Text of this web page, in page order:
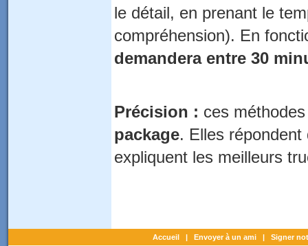
le détail, en prenant le
compréhension). En
demandera entre 30
Précision : ces
package. Elles
expliquent les meilleurs
Accueil | Envoyer à un ami | Signer